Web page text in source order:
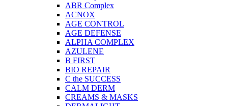
ABR Complex
ACNOX
AGE CONTROL
AGE DEFENSE
ALPHA COMPLEX
AZULENE
B FIRST
BIO REPAIR
C the SUCCESS
CALM DERM
CREAMS & MASKS